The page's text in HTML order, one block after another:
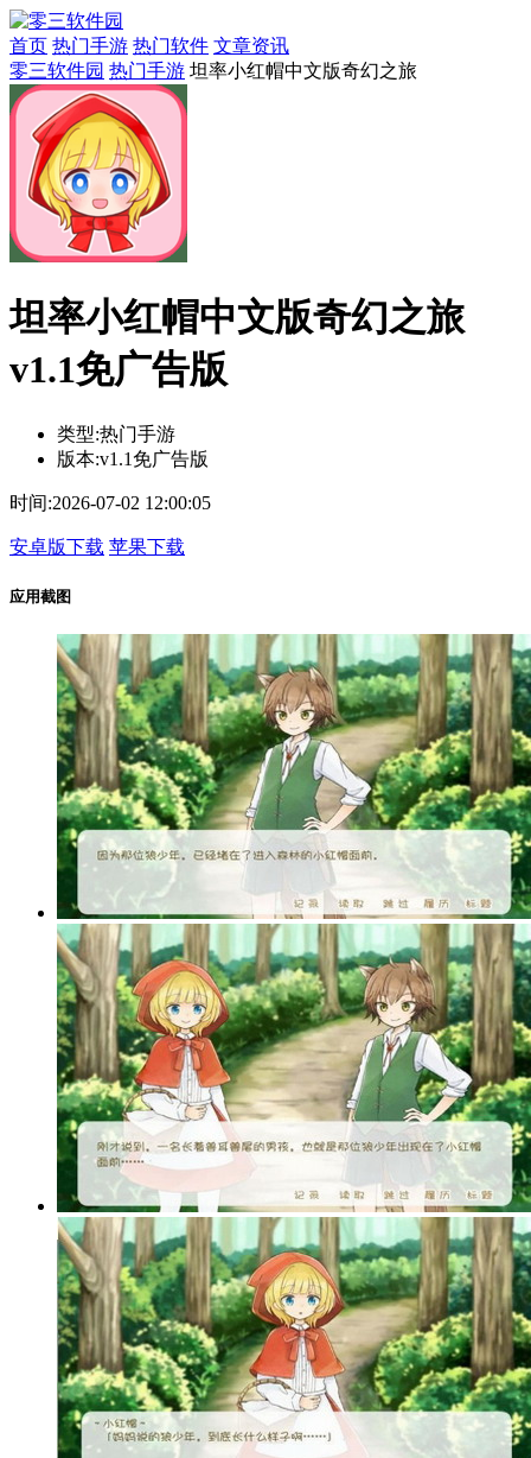
首页 热门手游 热门软件 文章资讯
零三软件园 热门手游 坦率小红帽中文版奇幻之旅
坦率小红帽中文版奇幻之旅
v1.1免广告版
类型:热门手游
版本:v1.1免广告版
时间:2026-07-02 12:00:05
安卓版下载 苹果下载
应用截图